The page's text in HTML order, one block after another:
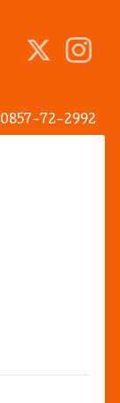
0857-72-2992